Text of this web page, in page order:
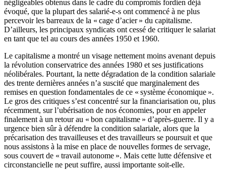
négligeables obtenus dans le cadre du compromis fordien déjà
évoqué, que la plupart des salarié-e-s ont commencé à ne plus
percevoir les barreaux de la « cage d’acier » du capitalisme.
D’ailleurs, les principaux syndicats ont cessé de critiquer le salariat
en tant que tel au cours des années 1950 et 1960.
Le capitalisme a montré un visage nettement moins avenant depuis
la révolution conservatrice des années 1980 et ses justifications
néolibérales. Pourtant, la nette dégradation de la condition salariale
des trente dernières années n’a suscité que marginalement des
remises en question fondamentales de ce « système économique ».
Le gros des critiques s’est concentré sur la financiarisation ou, plus
récemment, sur l’ubérisation de nos économies, pour en appeler
finalement à un retour au « bon capitalisme » d’après-guerre. Il y a
urgence bien sûr à défendre la condition salariale, alors que la
précarisation des travailleuses et des travailleurs se poursuit et que
nous assistons à la mise en place de nouvelles formes de servage,
sous couvert de « travail autonome ». Mais cette lutte défensive et
circonstancielle ne peut suffire, aussi importante soit-elle.